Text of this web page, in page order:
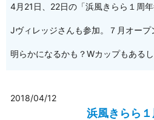
4月21日、22日の「浜風きらら１周
Jヴィレッジさんも参加。７月オープ
明らかになるかも？Wカップもある
2018/04/12
浜風きらら